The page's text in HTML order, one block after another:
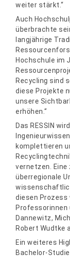
weiter stärkt.“
Auch
überbrachte
langjährige
Hochschule im
Recycling sind
diese Projekte
unsere
erhöhen.“
Das RESSIN
komplettieren
vernetzen.
überregionale
diesen Prozess
Professorinnen
Dannewitz,
Robert Wudtke
Ein weiteres
Bachelor-